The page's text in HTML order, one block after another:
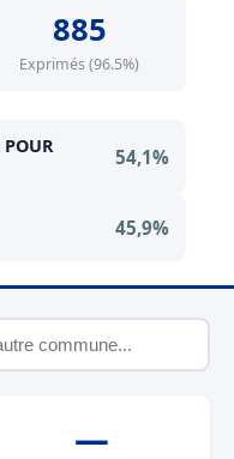
885
Exprimés (96.5%)
POUR
54,1%
45,9%
—